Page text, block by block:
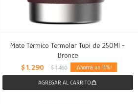
Mate Térmico Termolar Tupi de 250Ml -
Bronce
$ 1.290 $ 1.460 11